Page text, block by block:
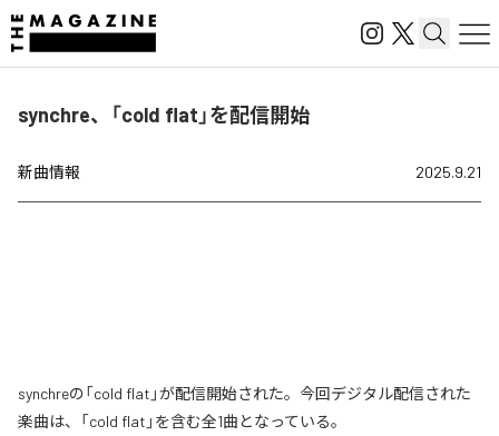
synchre、「cold flat」を配信開始
新曲情報 2025.9.21
synchreの「cold flat」が配信開始された。今回デジタル配信された
楽曲は、「cold flat」を含む全1曲となっている。